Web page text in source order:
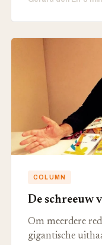
COLUMN
De schreeuw
Om meerdere
gigantische